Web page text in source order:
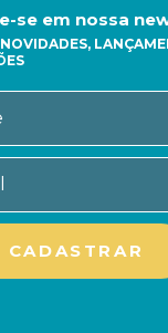
se em nossa
NOVIDADES,